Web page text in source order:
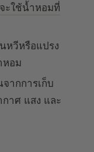
จะใช้น้ำหอมที่
วีหรือแปรง
หอม
ากการเก็บ
าศ แสง และ